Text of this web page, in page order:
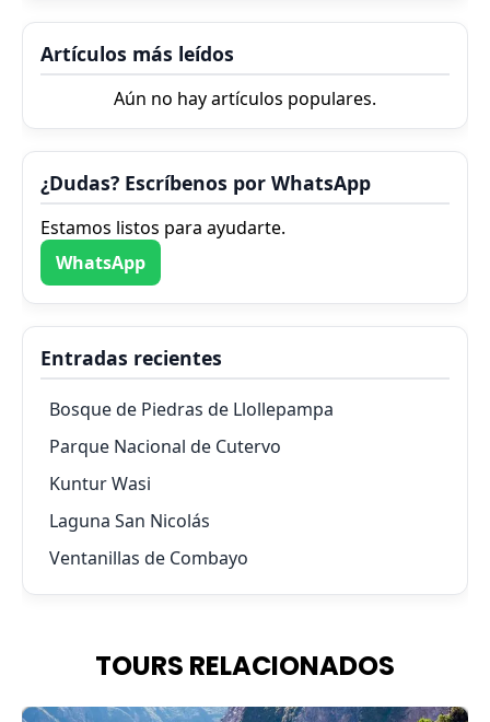
Artículos más leídos
Aún no hay artículos populares.
¿Dudas? Escríbenos por WhatsApp
Estamos listos para ayudarte.
WhatsApp
Entradas recientes
Bosque de Piedras de Llollepampa
Parque Nacional de Cutervo
Kuntur Wasi
Laguna San Nicolás
Ventanillas de Combayo
TOURS RELACIONADOS